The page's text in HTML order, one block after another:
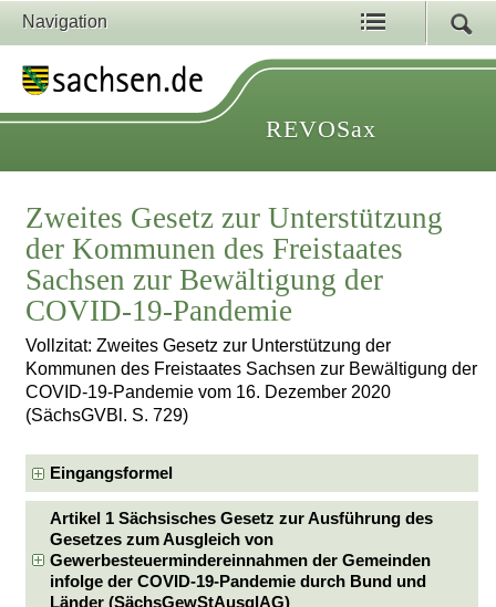
Navigation
REVOSax
Zweites Gesetz zur Unterstützung
der Kommunen des Freistaates
Sachsen zur Bewältigung der
COVID-19-Pandemie
Vollzitat: Zweites Gesetz zur Unterstützung der
Kommunen des Freistaates Sachsen zur Bewältigung der
COVID-19-Pandemie vom 16. Dezember 2020
(SächsGVBl. S. 729)
Eingangsformel
Artikel 1 Sächsisches Gesetz zur Ausführung des
Gesetzes zum Ausgleich von
Gewerbesteuermindereinnahmen der Gemeinden
infolge der COVID-19-Pandemie durch Bund und
Länder (SächsGewStAusglAG)